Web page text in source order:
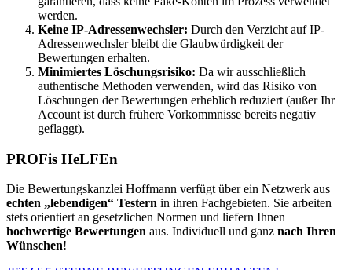
werden.
Keine IP-Adressenwechsler: Durch den Verzicht auf IP-
Adressenwechsler bleibt die Glaubwürdigkeit der
Bewertungen erhalten.
Minimiertes Löschungsrisiko: Da wir ausschließlich
authentische Methoden verwenden, wird das Risiko von
Löschungen der Bewertungen erheblich reduziert (außer Ihr
Account ist durch frühere Vorkommnisse bereits negativ
geflaggt).
PROFis HeLFEn
Die Bewertungskanzlei Hoffmann verfügt über ein Netzwerk aus
echten „lebendigen“ Testern in ihren Fachgebieten. Sie arbeiten
stets orientiert an gesetzlichen Normen und liefern Ihnen
hochwertige Bewertungen aus. Individuell und ganz nach Ihren
Wünschen!